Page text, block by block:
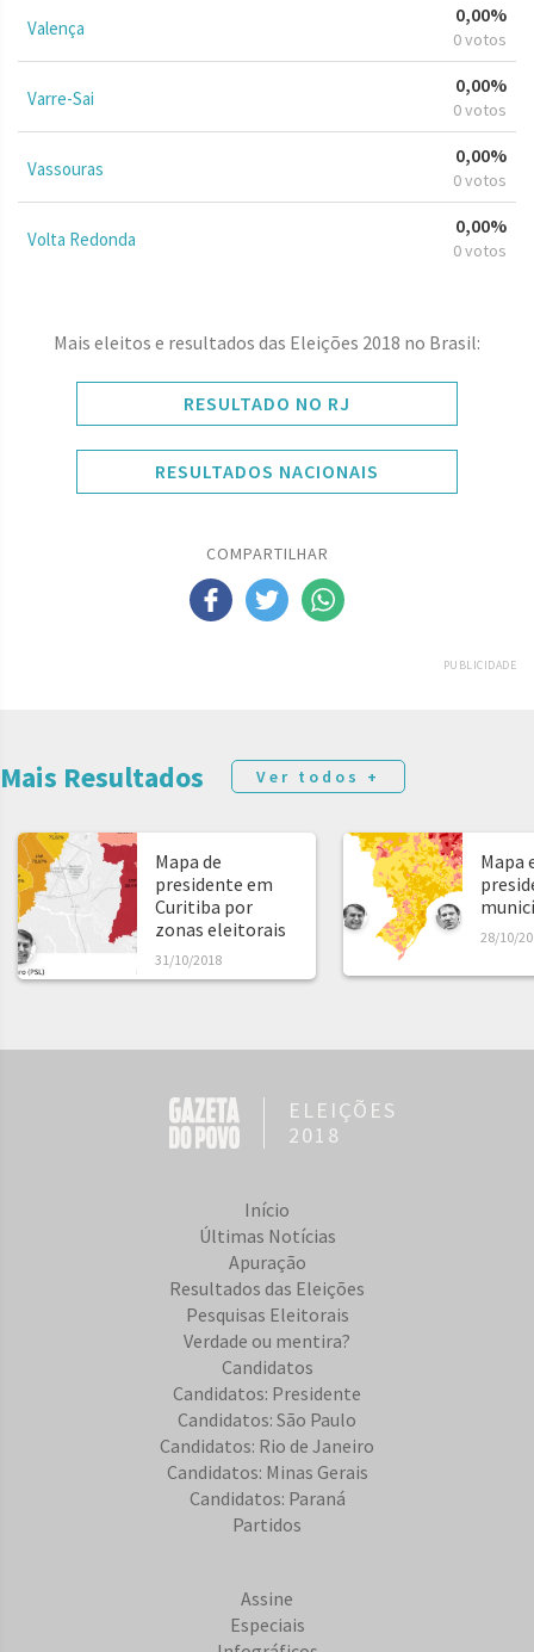
Valença
0,00%
0 votos
Varre-Sai
0,00%
0 votos
Vassouras
0,00%
0 votos
Volta Redonda
0,00%
0 votos
Mais eleitos e resultados das Eleições 2018 no Brasil:
RESULTADO NO RJ
RESULTADOS NACIONAIS
COMPARTILHAR
PUBLICIDADE
Mais Resultados Ver todos +
Mapa de
presidente em
Curitiba por
zonas eleitorais
31/10/2018
Mapa
28/10/
ELEIÇÕES
2018
Início
Últimas Notícias
Apuração
Resultados das Eleições
Pesquisas Eleitorais
Verdade ou mentira?
Candidatos
Candidatos: Presidente
Candidatos: São Paulo
Candidatos: Rio de Janeiro
Candidatos: Minas Gerais
Candidatos: Paraná
Partidos
Assine
Especiais